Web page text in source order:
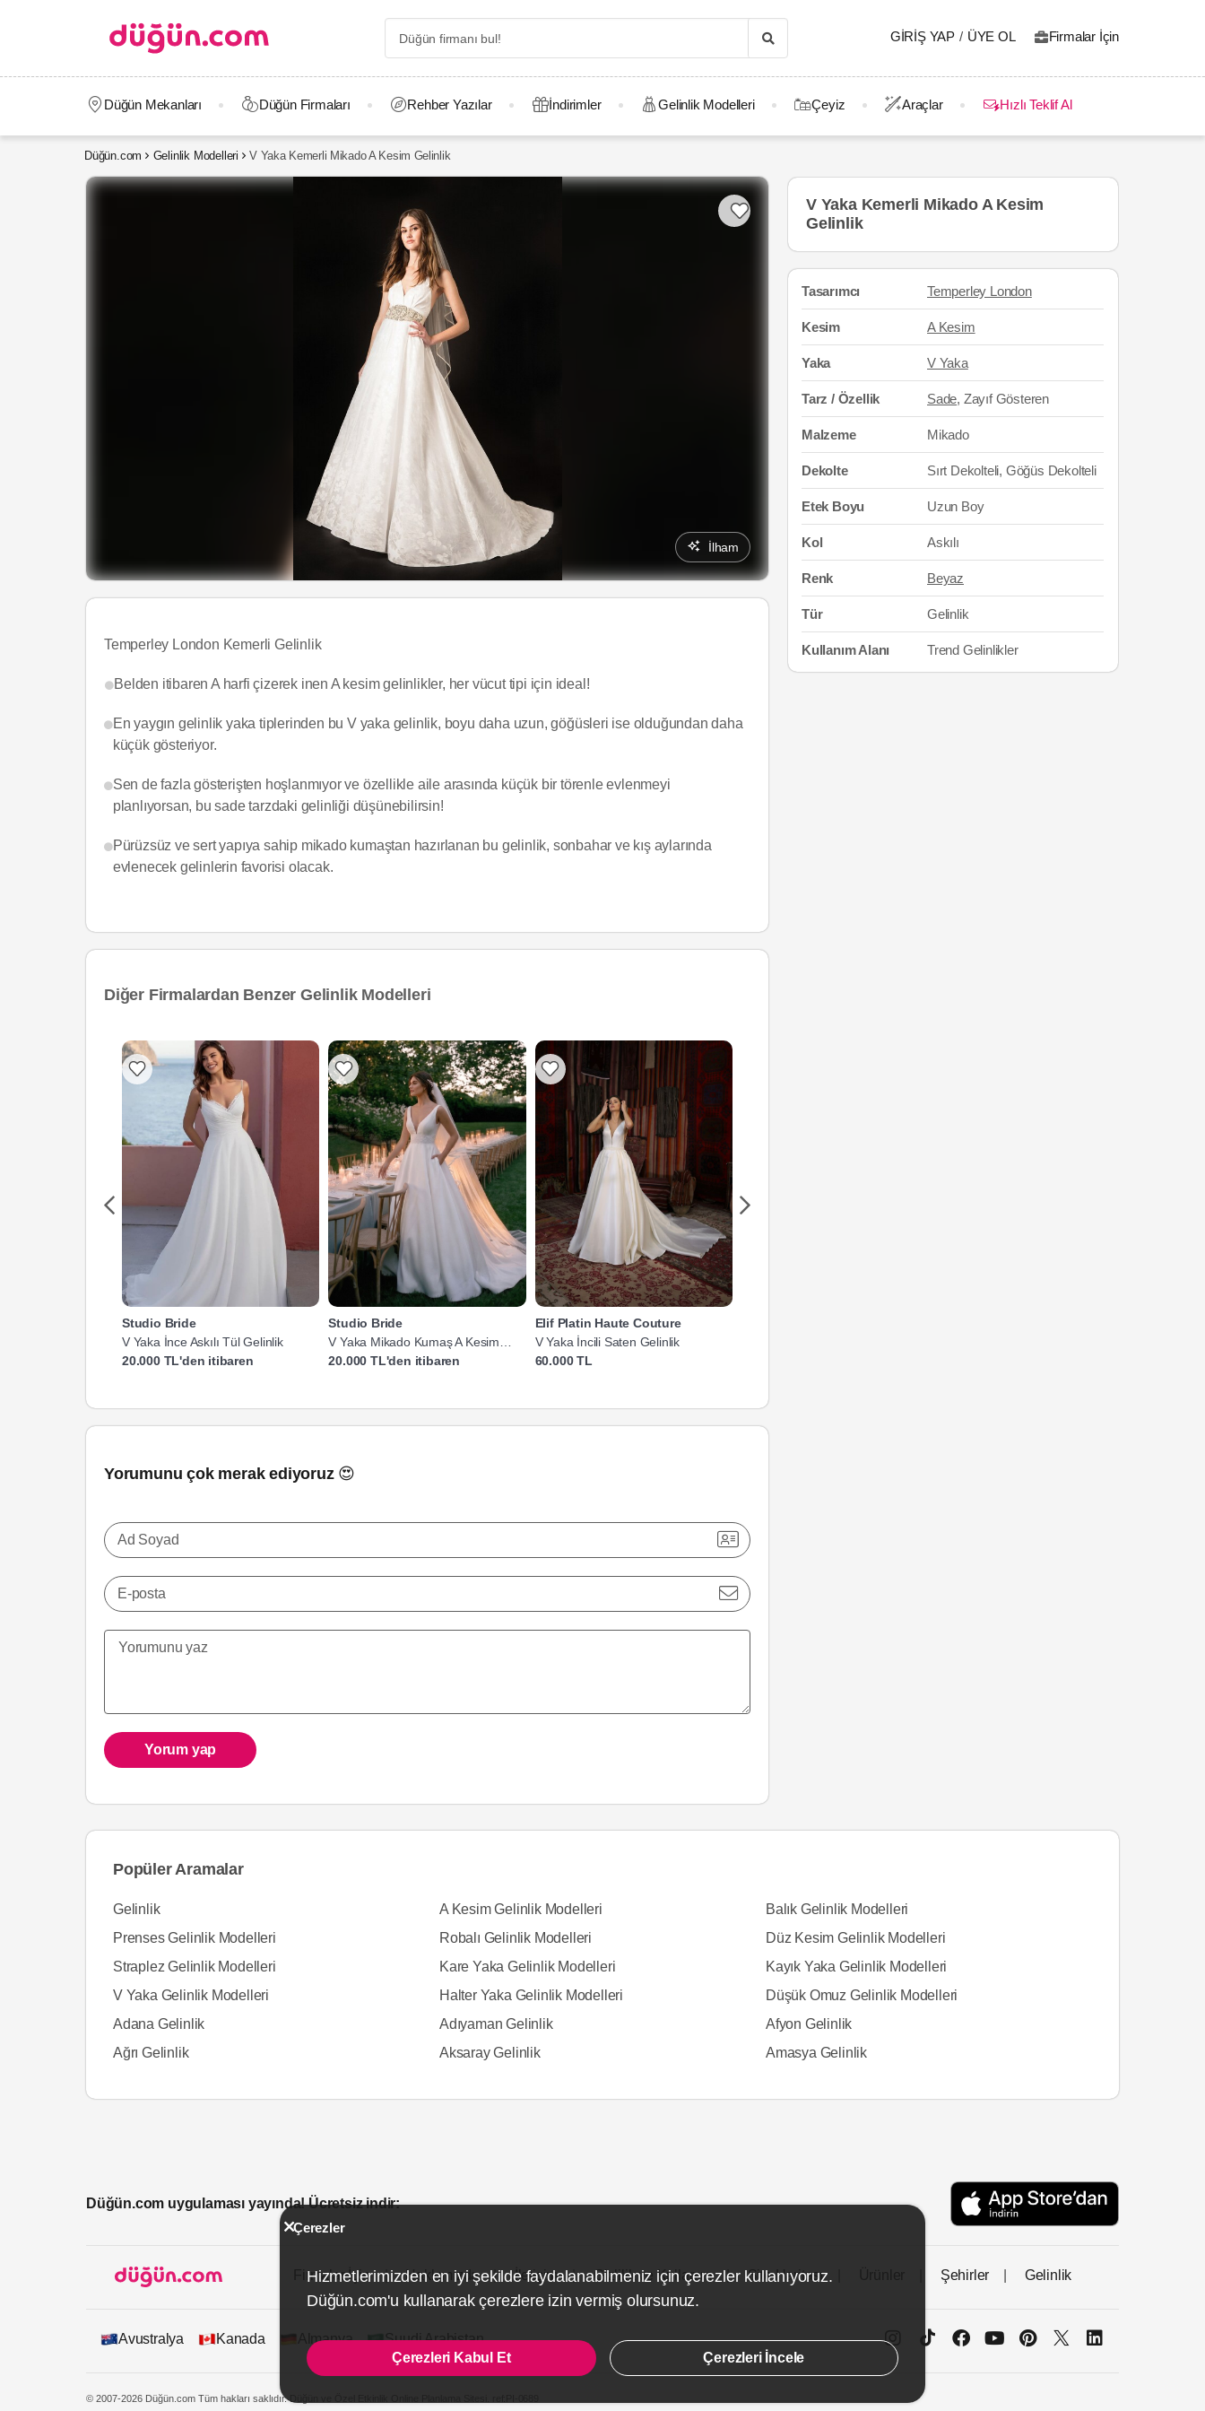
GIRIŞ YAP / ÜYE OL Firmalar İçin
Düğün Mekanları Düğün Firmaları Rehber Yazılar İndirimler Gelinlik Modelleri Çeyiz Araçlar Hızlı Teklif Al
Düğün.com Gelinlik Modelleri V Yaka Kemerli Mikado A Kesim Gelinlik
İlham
Temperley London Kemerli Gelinlik
Belden itibaren A harfi çizerek inen A kesim gelinlikler, her vücut tipi için ideal!
En yaygın gelinlik yaka tiplerinden bu V yaka gelinlik, boyu daha uzun, göğüsleri ise olduğundan daha
küçük gösteriyor.
Sen de fazla gösterişten hoşlanmıyor ve özellikle aile arasında küçük bir törenle evlenmeyi
planlıyorsan, bu sade tarzdaki gelinliği düşünebilirsin!
Pürüzsüz ve sert yapıya sahip mikado kumaştan hazırlanan bu gelinlik, sonbahar ve kış aylarında
evlenecek gelinlerin favorisi olacak.
Diğer Firmalardan Benzer Gelinlik Modelleri
Studio Bride
V Yaka İnce Askılı Tül Gelinlik
20.000 TL'den itibaren
Studio Bride
V Yaka Mikado Kumaş A Kesim
Gelinlik
20.000 TL'den itibaren
Elif Platin Haute Couture
V Yaka İncili Saten Gelinlik
60.000 TL
Yorumunu çok merak ediyoruz 😍
Ad Soyad
E-posta
Yorum yap
V Yaka Kemerli Mikado A Kesim
Gelinlik
Tasarımcı Temperley London
Kesim A Kesim
Yaka V Yaka
Tarz / Özellik Sade, Zayıf Gösteren
Malzeme Mikado
Dekolte Sırt Dekolteli, Göğüs Dekolteli
Etek Boyu Uzun Boy
Kol Askılı
Renk Beyaz
Tür Gelinlik
Kullanım Alanı Trend Gelinlikler
Popüler Aramalar
Gelinlik A Kesim Gelinlik Modelleri
Balık Gelinlik Modelleri
Prenses Gelinlik Modelleri
Robalı Gelinlik Modelleri
Düz Kesim Gelinlik Modelleri
Straplez Gelinlik Modelleri
Kare Yaka Gelinlik Modelleri
Kayık Yaka Gelinlik Modelleri
V Yaka Gelinlik Modelleri
Halter Yaka Gelinlik Modelleri
Düşük Omuz Gelinlik Modelleri
Adana Gelinlik
Adıyaman Gelinlik
Afyon Gelinlik
Ağrı Gelinlik
Aksaray Gelinlik Amasya Gelinlik
Düğün.com uygulaması yayında! Ücretsiz indir:
Firmalar İçin Hakkımızda İletişim Gizlilik ve Kullanım Site Haritası Şehirler Gelinlik
Avustralya Kanada Almanya Suudi Arabistan
© 2007-2026 Düğün.com Tüm hakları saklıdır. Düğün ve Özel Etkinlik Online Planlama Sitesi.
Çerezler
Hizmetlerimizden en iyi şekilde faydalanabilmeniz için çerezler kullanıyoruz.
Düğün.com'u kullanarak çerezlere izin vermiş olursunuz.
Çerezleri Kabul Et Çerezleri İncele